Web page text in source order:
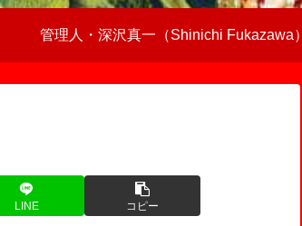
管理人・深沢真一（Shinichi Fukazawa）
LINE コピー